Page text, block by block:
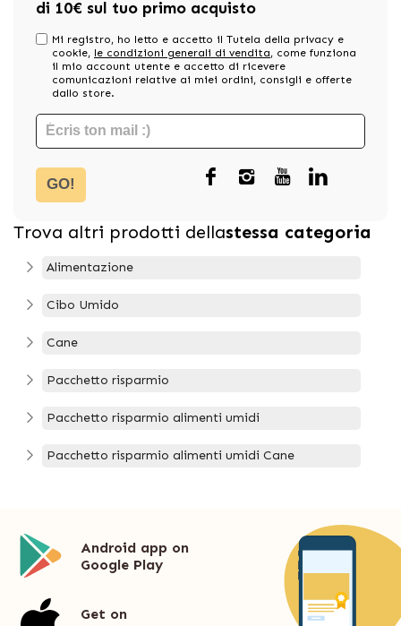
di 10€ sul tuo primo acquisto
Mi registro, ho letto e accetto il Tutela della privacy e
cookie, le condizioni generali di vendita, come funziona
il mio account utente e accetto di ricevere
comunicazioni relative ai miei ordini, consigli e offerte
dallo store.
GO!
Trova altri prodotti dellastessa categoria
Alimentazione
Cibo Umido
Cane
Pacchetto risparmio
Pacchetto risparmio alimenti umidi
Pacchetto risparmio alimenti umidi Cane
Android app on
Google Play
Get on